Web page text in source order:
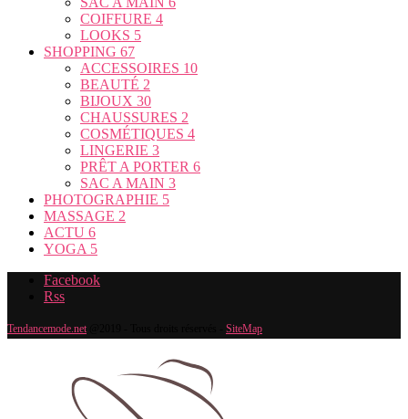
COIFFURE 4
LOOKS 5
SHOPPING 67
ACCESSOIRES 10
BEAUTÉ 2
BIJOUX 30
CHAUSSURES 2
COSMÉTIQUES 4
LINGERIE 3
PRÊT A PORTER 6
SAC A MAIN 3
PHOTOGRAPHIE 5
MASSAGE 2
ACTU 6
YOGA 5
Facebook
Rss
Tendancemode.net@2019 - Tous droits réservés - SiteMap